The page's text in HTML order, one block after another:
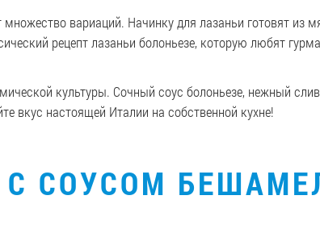
вариаций. Начинку для лазаньи готовят из
рецепт лазаньи болоньезе, которую любят
культуры. Сочный соус болоньезе, нежный
вкус настоящей Италии на собственной кухне!
СОУСОМ